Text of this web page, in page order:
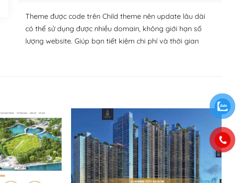
Theme được code trên Child theme nên update lâu dài
có thể sử dụng được nhiều domain, không giới hạn số
lượng website. Giúp bạn tiết kiệm chi phí và thời gian